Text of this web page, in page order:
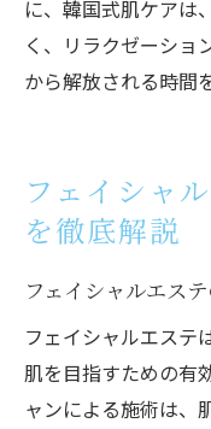
に、韓国式肌ケアは
く、リラクゼーショ
から解放される時間
フェイシャ
を徹底解説
フェイシャルエス
フェイシャルエステ
肌を目指すための有
ャンによる施術は、